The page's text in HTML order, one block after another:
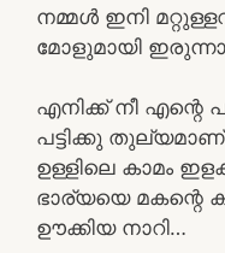
നമ്മൾ ഇനി
മോളുമായി
എനിക്ക് നീ എന്റെ
പട്ടിക്കു
ഉള്ളിലെ കാമം
ഭാര്യയെ മകന്റെ
ഊക്കിയ നാറി…